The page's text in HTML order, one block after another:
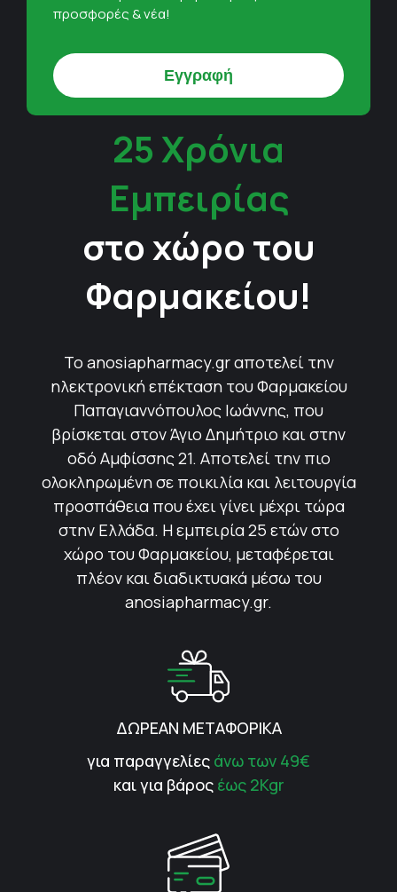
προσφορές & νέα!
25 Χρόνια
Εμπειρίας
στο χώρο του
Φαρμακείου!
Το anosiapharmacy.gr αποτελεί την
ηλεκτρονική επέκταση του Φαρμακείου
Παπαγιαννόπουλος Ιωάννης, που
βρίσκεται στον Άγιο Δημήτριο και στην
οδό Αμφίσσης 21. Αποτελεί την πιο
ολοκληρωμένη σε ποικιλία και λειτουργία
προσπάθεια που έχει γίνει μέχρι τώρα
στην Ελλάδα. Η εμπειρία 25 ετών στο
χώρο του Φαρμακείου, μεταφέρεται
πλέον και διαδικτυακά μέσω του
anosiapharmacy.gr.
ΔΩΡΕΑΝ ΜΕΤΑΦΟΡΙΚΑ
για παραγγελίες άνω των 49€
και για βάρος έως 2Kgr